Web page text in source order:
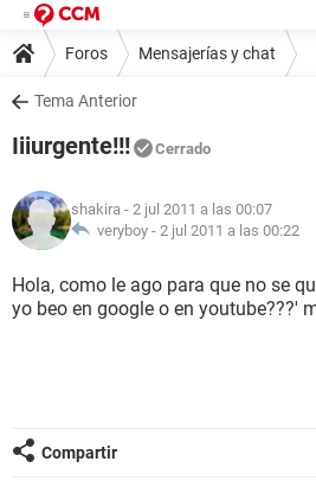
Foros Mensajerías y chat
Tema Anterior
Iiiurgente!!! Cerrado
shakira - 2 jul 2011 a las 00:07
veryboy - 2 jul 2011 a las 00:22
Hola, como le ago para que no se
yo beo en google o en youtube???'
Compartir